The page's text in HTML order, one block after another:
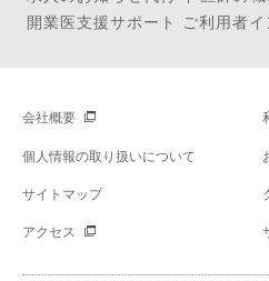
開業医支援サポート ご利用者イ
会社概要
個人情報の取り扱いについて
サイトマップ
アクセス